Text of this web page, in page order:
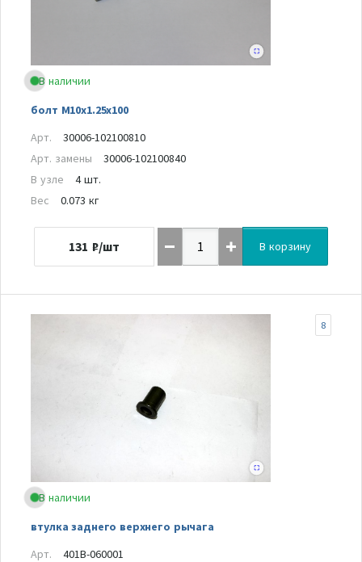
В наличии
болт M10x1.25x100
Арт.
30006-102100810
Арт. замены
30006-102100840
В узле
4 шт.
Вес
0.073 кг
131 ₽/шт В корзину
В наличии
втулка заднего верхнего рычага
8
Арт.
401B-060001